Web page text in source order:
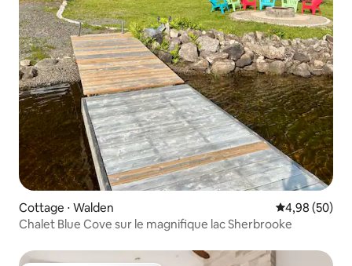
Cottage ⋅ Walden Évaluation
4,98 (50)
Chalet Blue Cove sur le magnifique lac Sherbrooke